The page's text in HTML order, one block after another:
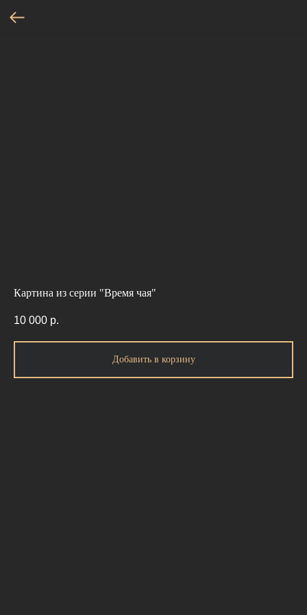
Картина из серии "Время чая"
10 000 р.
Добавить в корзину